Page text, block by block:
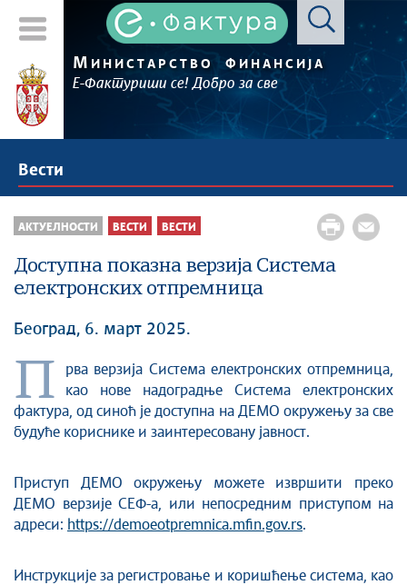
М ИНИСТАРСТВО ФИНАНСИЈА
Е-Фактуриши се! Добро за све
Вести
АКТУЕЛНОСТИ ВЕСТИ ВЕСТИ
Доступна показна верзија Система
електронских отпремница
Београд, 6. март 2025.
П
рва верзија Система електронских отпремница,
као нове надоградње Система електронских
фактура, од синоћ је доступна на ДЕМО окружењу за све
будуће кориснике и заинтересовану јавност.
Приступ ДЕМО окружењу можете извршити преко
ДЕМО верзије СЕФ-а, или непосредним приступом на
адреси: https://demoeotpremnica.mfin.gov.rs.
Инструкције за регистровање и коришћење система, као